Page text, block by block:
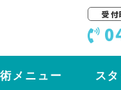
受
メニュー ス